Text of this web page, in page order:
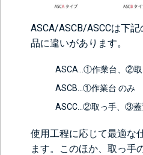
ASCA/ASCB/ASCCは下
品に違いがあります。
ASCA…①作業台、②
ASCB…①作業台 のみ
ASCC…②取っ手、③蓋
使用工程に応じて最適な
ます。このほか、取っ手